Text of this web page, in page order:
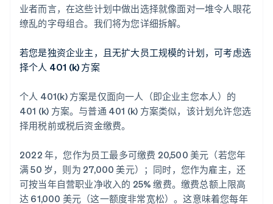
业者而言，在这些计划中做出选择就像面对一堆令人眼花
缭乱的字母组合。我们将为您详细拆解。
若您是独资企业主，且无扩大员工规模的计划，可考虑选
择个人 401 (k) 方案
个人 401(k) 方案是仅面向一人（即企业主您本人）的
401 (k) 方案。与普通 401 (k) 方案类似，该计划允许您选
择用税前或税后资金缴费。
2022 年，您作为员工最多可缴费 20,500 美元（若您年
满 50 岁，则为 27,000 美元）；同时，您作为雇主，还
可按当年自营职业净收入的 25% 缴费。缴费总额上限高
达 61,000 美元（这一额度非常宽松）。这意味着您每年